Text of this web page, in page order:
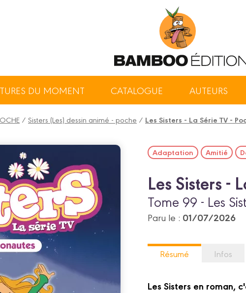
DU MOMENT CATALOGUE AUTEURS
/ Sisters (Les) dessin animé - poche / Les Sisters - La Série TV -
Adaptation Amitié
Les Sisters -
Tome 99 - Les
Paru le : 01/07/2026
Résumé Infos
Les Sisters en roman,